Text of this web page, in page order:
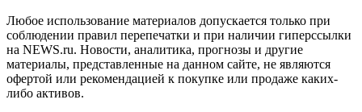
Любое использование материалов допускается только при
соблюдении правил перепечатки и при наличии гиперссылки
на NEWS.ru. Новости, аналитика, прогнозы и другие
материалы, представленные на данном сайте, не являются
офертой или рекомендацией к покупке или продаже каких-
либо активов.